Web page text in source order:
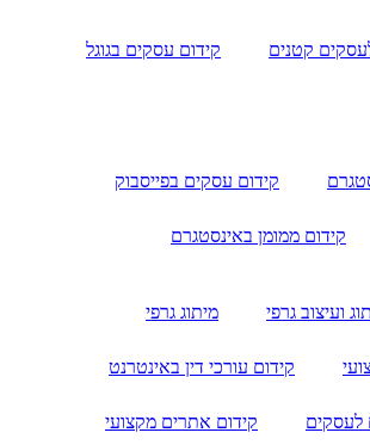
קטנים קידום עסקים בגוגל
קידום עסקים בפייסבוק
קידום ממומן באינסטגרם
ועיצוב גרפי מיתוג גרפי
קידום עורכי דין באינטרנט
לעסקים קידום אתרים מקצועי